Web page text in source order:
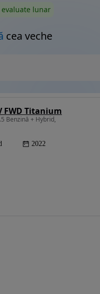
lunar
cea veche
FWD Titanium
Benzină + Hybrid,
2022